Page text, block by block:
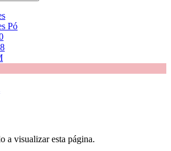
Pó
a visualizar esta página.